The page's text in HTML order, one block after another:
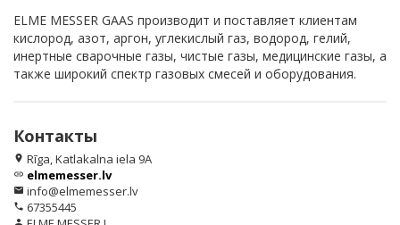
ELME MESSER GAAS производит и поставляет клиентам
кислород, азот, аргон, углекислый газ, водород, гелий,
инертные сварочные газы, чистые газы, медицинские газы, а
также широкий спектр газовых смесей и оборудования.
Контакты
location_on Rīga, Katlakalna iela 9A
link elmemesser.lv
email info@elmemesser.lv
phone 67355445
person